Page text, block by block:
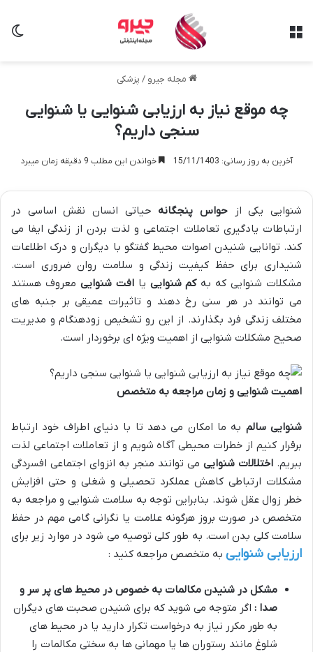
مجله جیرو / پزشکی
چه موقع نیاز به ارزیابی شنوایی یا شنوایی
سنجی داریم؟
آخرین به روز رسانی: 15/11/1403 خواندن این مطلب 9 دقیقه زمان میبرد
شنوایی یکی از حواس پنجگانه حیاتی انسان نقش اساسی در
ارتباطات یادگیری تعاملات اجتماعی و لذت بردن از زندگی ایفا می
کند. توانایی شنیدن اصوات محیط گفتگو با دیگران و درک اطلاعات
شنیداری برای حفظ کیفیت زندگی و سلامت روان ضروری است.
مشکلات شنوایی که بهکم شنوایی یاافت شنوایی معروف هستند
می توانند در هر سنی رخ دهند و تاثیرات عمیقی بر جنبه های
مختلف زندگی فرد بگذارند. از این رو تشخیص زودهنگام و مدیریت
صحیح مشکلات شنوایی از اهمیت ویژه ای برخوردار است.
اهمیت شنوایی و زمان مراجعه به متخصص
شنوایی سالم به ما امکان می دهد تا با دنیای اطراف خود ارتباط
برقرار کنیم از خطرات محیطی آگاه شویم و از تعاملات اجتماعی لذت
ببریم. اختلالات شنوایی می توانند منجر به انزوای اجتماعی افسردگی
مشکلات ارتباطی کاهش عملکرد تحصیلی و شغلی و حتی افزایش
خطر زوال عقل شوند. بنابراین توجه به سلامت شنوایی و مراجعه به
متخصص در صورت بروز هرگونه علامت یا نگرانی گامی مهم در حفظ
سلامت کلی بدن است. به طور کلی توصیه می شود در موارد زیر برای
ارزیابی شنوایی به متخصص مراجعه کنید :
مشکل در شنیدن مکالمات به خصوص در محیط های پر سر و
صدا : اگر متوجه می شوید که برای شنیدن صحبت های دیگران
به طور مکرر نیاز به درخواست تکرار دارید یا در محیط های
شلوغ مانند رستوران ها یا مهمانی ها به سختی مکالمات را